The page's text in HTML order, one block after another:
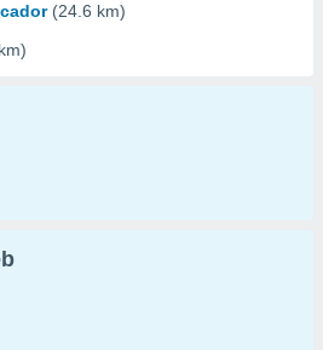
(24.6 km)